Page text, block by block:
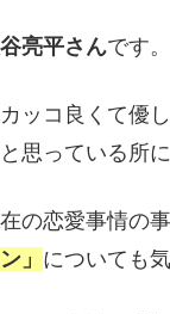
亮平さんです。
ッコ良くて優
思っている所
の恋愛事情の事
」 についても